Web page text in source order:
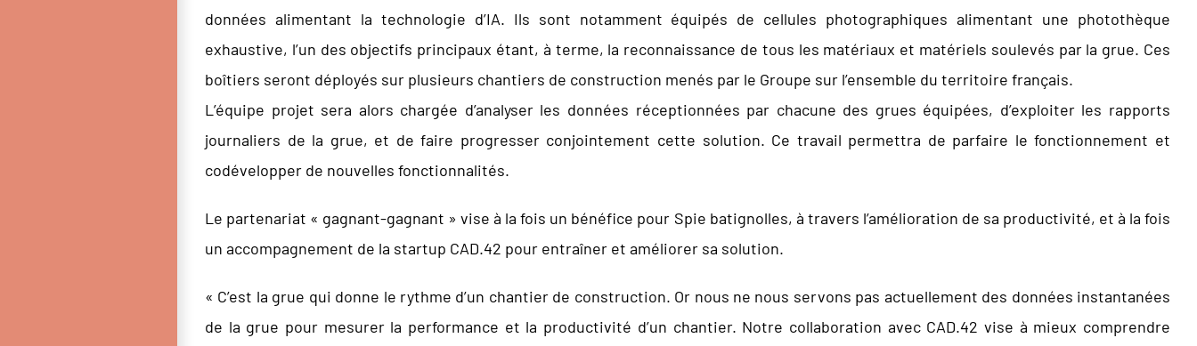
données alimentant la technologie d’IA. Ils sont notamment équipés de cellules photographiques alimentant une photothèque
exhaustive, l’un des objectifs principaux étant, à terme, la reconnaissance de tous les matériaux et matériels soulevés par la grue. Ces
boîtiers seront déployés sur plusieurs chantiers de construction menés par le Groupe sur l’ensemble du territoire français.
L’équipe projet sera alors chargée d’analyser les données réceptionnées par chacune des grues équipées, d’exploiter les rapports
journaliers de la grue, et de faire progresser conjointement cette solution. Ce travail permettra de parfaire le fonctionnement et
codévelopper de nouvelles fonctionnalités.
Le partenariat « gagnant-gagnant » vise à la fois un bénéfice pour Spie batignolles, à travers l’amélioration de sa productivité, et à la fois
un accompagnement de la startup CAD.42 pour entraîner et améliorer sa solution.
« C’est la grue qui donne le rythme d’un chantier de construction. Or nous ne nous servons pas actuellement des données instantanées
de la grue pour mesurer la performance et la productivité d’un chantier. Notre collaboration avec CAD.42 vise à mieux comprendre